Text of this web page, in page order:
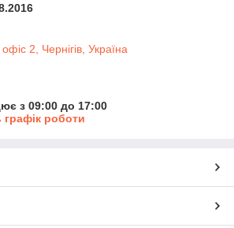
2, Чернігів, Україна
з 09:00 до 17:00
графік роботи